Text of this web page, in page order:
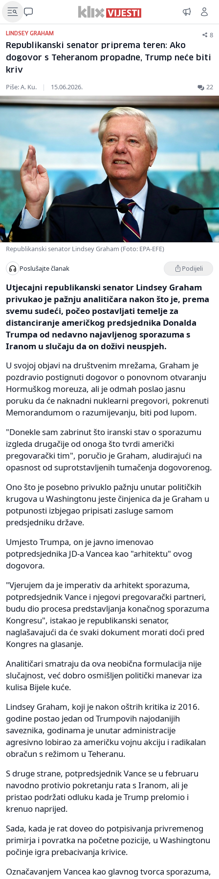
LINDSEY GRAHAM 8
Republikanski senator priprema teren: Ako
dogovor s Teheranom propadne, Trump neće biti
kriv
Piše: A. Ku. | 15.06.2026. 22
Republikanski senator Lindsey Graham (Foto: EPA-EFE)
Poslušajte članak Podijeli
Utjecajni republikanski senator Lindsey Graham
privukao je pažnju analitičara nakon što je, prema
svemu sudeći, počeo postavljati temelje za
distanciranje američkog predsjednika Donalda
Trumpa od nedavno najavljenog sporazuma s
Iranom u slučaju da on doživi neuspjeh.
U svojoj objavi na društvenim mrežama, Graham je
pozdravio postignuti dogovor o ponovnom otvaranju
Hormuškog moreuza, ali je odmah poslao jasnu
poruku da će naknadni nuklearni pregovori, pokrenuti
Memorandumom o razumijevanju, biti pod lupom.
"Donekle sam zabrinut što iranski stav o sporazumu
izgleda drugačije od onoga što tvrdi američki
pregovarački tim", poručio je Graham, aludirajući na
opasnost od suprotstavljenih tumačenja dogovorenog.
Ono što je posebno privuklo pažnju unutar političkih
krugova u Washingtonu jeste činjenica da je Graham u
potpunosti izbjegao pripisati zasluge samom
predsjedniku države.
Umjesto Trumpa, on je javno imenovao
potpredsjednika JD-a Vancea kao "arhitektu" ovog
dogovora.
"Vjerujem da je imperativ da arhitekt sporazuma,
potpredsjednik Vance i njegovi pregovarački partneri,
budu dio procesa predstavljanja konačnog sporazuma
Kongresu", istakao je republikanski senator,
naglašavajući da će svaki dokument morati doći pred
Kongres na glasanje.
Analitičari smatraju da ova neobična formulacija nije
slučajnost, već dobro osmišljen politički manevar iza
kulisa Bijele kuće.
Lindsey Graham, koji je nakon oštrih kritika iz 2016.
godine postao jedan od Trumpovih najodanijih
saveznika, godinama je unutar administracije
agresivno lobirao za američku vojnu akciju i radikalan
obračun s režimom u Teheranu.
S druge strane, potpredsjednik Vance se u februaru
navodno protivio pokretanju rata s Iranom, ali je
pristao podržati odluku kada je Trump prelomio i
krenuo naprijed.
Sada, kada je rat doveo do potpisivanja privremenog
primirja i povratka na početne pozicije, u Washingtonu
počinje igra prebacivanja krivice.
Označavanjem Vancea kao glavnog tvorca sporazuma,